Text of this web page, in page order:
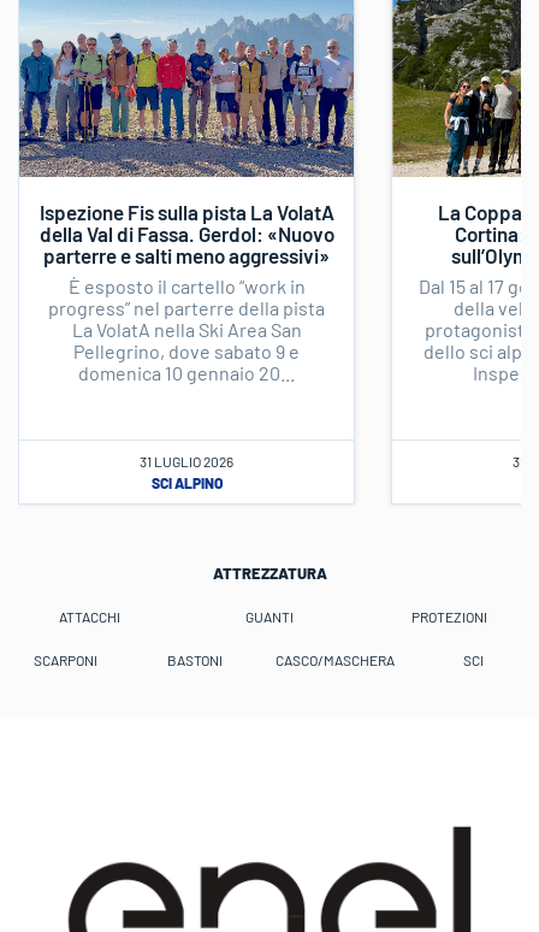
Ispezione Fis sulla pista La VolatA
della Val di Fassa. Gerdol: «Nuovo
parterre e salti meno aggressivi»
È esposto il cartello “work in
progress” nel parterre della pista
La VolatA nella Ski Area San
Pellegrino, dove sabato 9 e
domenica 10 gennaio 20...
31 LUGLIO 2026
SCI ALPINO
La Coppa
Cortina:
Dal 15 al 17
della
protagoniste
dello sci
31
ATTREZZATURA
ATTACCHI GUANTI PROTEZIONI
SCARPONI BASTONI CASCO/MASCHERA SCI